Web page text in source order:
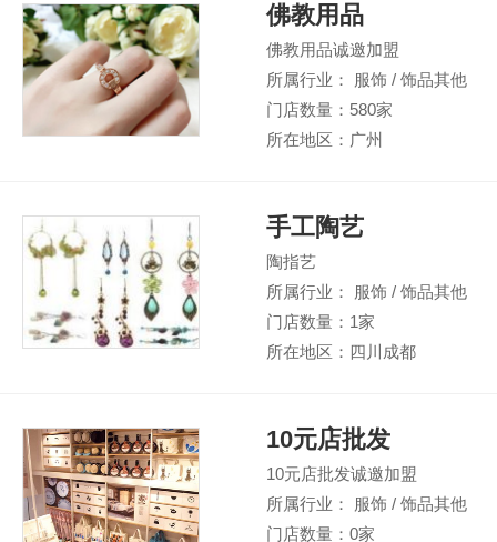
佛教用品
佛教用品诚邀加盟
所属行业： 服饰 / 饰品其他
门店数量：580家
所在地区：广州
手工陶艺
陶指艺
所属行业： 服饰 / 饰品其他
门店数量：1家
所在地区：四川成都
10元店批发
10元店批发诚邀加盟
所属行业： 服饰 / 饰品其他
门店数量：0家